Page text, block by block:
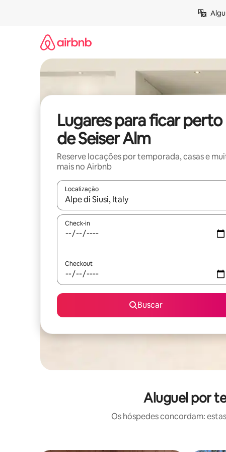
Lugares para ficar perto
de Seiser Alm
Reserve locações por temporada, casas e
mais no Airbnb
Localização
Quando os resultados estiverem disponíveis,
Check-in
Checkout
Buscar
Aluguel por
Os hóspedes concordam: